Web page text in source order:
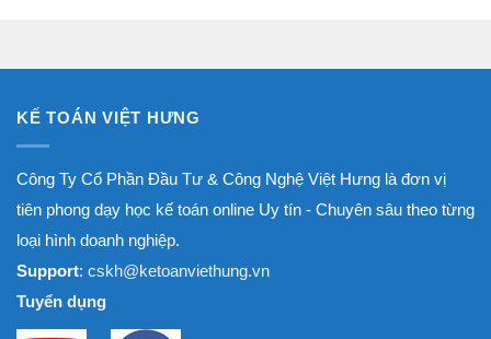
KẾ TOÁN VIỆT HƯNG
Công Ty Cổ Phần Đầu Tư & Công Nghệ Việt Hưng là đơn vị
tiên phong dạy học kế toán online Uy tín - Chuyên sâu theo từng
loại hình doanh nghiệp.
Support: cskh@ketoanviethung.vn
Tuyển dụng